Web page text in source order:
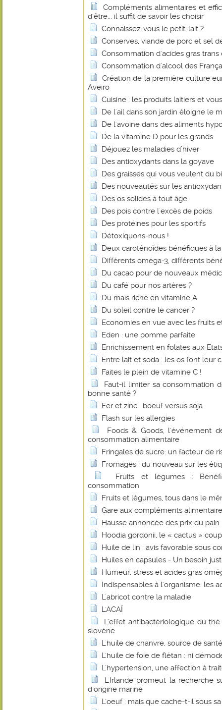
Compléments alimentaires et
d'être... il suffit de savoir les choisir
Connaissez-vous le petit-lait ?
Conserves, viande de porc et sel
Consommation d'acides gras
Consommation d'alcool des
Création de la première culture
Aveiro
Cuisine : les produits laitiers et vous
De l'ail dans son jardin éloigne le
De l'avoine dans des aliments
De la vitamine D pour les grands
Déjouez les maladies d’hiver
Des antioxydants dans la goyave
Des graisses qui vous veulent du
Des nouveautés sur les
Des os solides à tout âge
Des pois contre l'excès de poids
Des protéines pour les sportifs
Détoxiquons-nous !
Deux caroténoïdes bénéfiques à
Différents oméga-3, différents
Du cacao pour de nouveaux
Du café pour nos artères ?
Du maïs riche en vitamine A
Du soleil contre le cancer ?
Economies en vue avec les fruits
Eden : une pomme parfaite
Enrichissement en folates aux
Entre lait et soda : les os font leur
Faites le plein de vitamine C !
Faut-il limiter sa consommation
bonne santé ?
Fer et zinc : boeuf versus soja
Flash sur les allergies
Foods & Goods, l'événement
consommation alimentaire
Fringales de sucre: un facteur de
Fromages : du nouveau sur les
Fruits et légumes :
consommation
Fruits et légumes, tous dans le
Gare aux compléments
Hausse annoncée des prix du pain
Hoodia gordonii, le « cactus »
Huile de lin : avis favorable sous
Huiles en capsules - Un besoin
Humeur, stress et acides gras
Indispensables à l'organisme: les
L'abricot contre la maladie
L'ACAÏ
L'effet antibactériologique du
slovène
L'huile de chanvre, source de
L'huile de foie de flétan : ni
L'hypertension, une affection à
L'Irlande promeut la recherche
d'origine marine
L'oeuf : mais que cache-t-il sous